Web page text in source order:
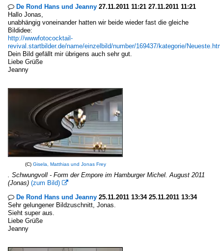
 De Rond Hans und Jeanny 27.11.2011 11:21 27.11.2011 11:21
Hallo Jonas,
unabhängig voneinander hatten wir beide wieder fast die gleiche
Bildidee:
http://wwwfotococktail-
revival.startbilder.de/name/einzelbild/number/169437/kategorie/
Dein Bild gefällt mir übrigens auch sehr gut.
Liebe Grüße
Jeanny
(C) Gisela, Matthias und Jonas Frey
. Schwungvoll - Form der Empore im Hamburger Michel. August 2011
(Jonas) (zum Bild) 
 De Rond Hans und Jeanny 25.11.2011 13:34 25.11.2011 13:34
Sehr gelungener Bildzuschnitt, Jonas.
Sieht super aus.
Liebe Grüße
Jeanny